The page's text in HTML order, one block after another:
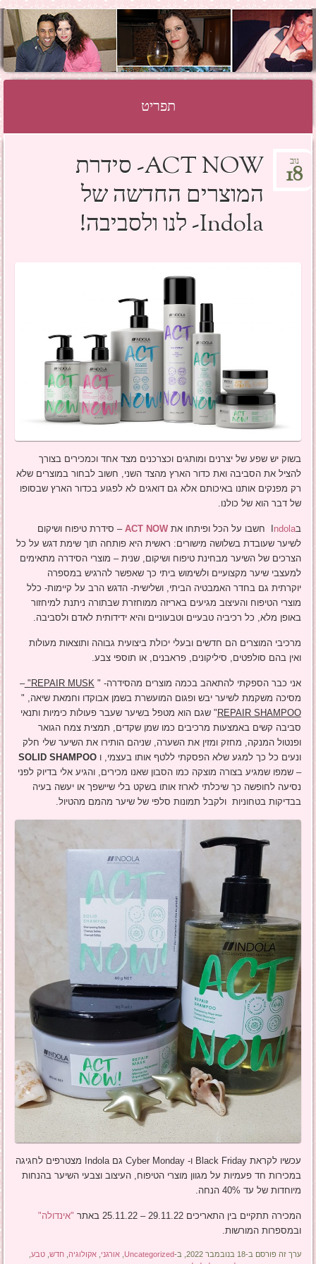
SHOSH HAZAN
GRINBERG
תפריט
ACT NOW- סידרת
המוצרים החדשה של
Indola- לנו ולסביבה!
נוב
18
בשוק יש שפע של יצרנים ומותגים וכצרכנים מצד אחד וכמכירים בצורך
להציל את הסביבה ואת כדור הארץ מהצד השני, חשוב לבחור במוצרים שלא
רק מפנקים אותנו באיכותם אלא גם דואגים לא לפגוע בכדור הארץ שבסופו
של דבר הוא של כולנו.
בIndola חשבו על הכל ופיתחו אתACT NOW – סידרת טיפוח ושיקום
לשיער שעובדת בשלושה מישורים: ראשית היא פותחה תוך שימת דגש על כל
הצרכים של השיער מבחינת טיפוח ושיקום, שנית – מוצרי הסידרה מתאימים
למעצבי שיער מקצועיים ולשימוש ביתי כך שאפשר להרגיש במספרה
יוקרתית גם בחדר האמבטיה הביתי, ושלישית- הדגש הרב על קיימות- כלל
מוצרי הטיפוח והעיצוב מגיעים באריזה ממוחזרת שבתורה ניתנת למיחזור
באופן מלא, כל רכיביה טבעיים וטבעוניים והיא ידידותית לאדם ולסביבה.
מרכיבי המוצרים הם חדשים ובעלי יכולת ביצועית גבוהה ותוצאות מעולות
ואין בהם סולפטים, סיליקונים, פראבנים, או תוספי צבע.
אני כבר הספקתי להתאהב בכמה מוצרים מהסידרה- " REPAIR MUSK
"
–
מסיכה משקמת לשיער יבש ופגום המועשרת בשמן אבוקדו וחמאת שיאה, "
REPAIR SHAMPOO" שגם הוא מטפל בשיער שעבר פעולות כימיות ותנאי
סביבה קשים באמצעות מרכיבים כמו שמן שקדים, תמצית צמח הגואר
ופנטול המנקה, מחזק ומזין את השערה, שניהם הותירו את השיער שלי חלק
ונעים כל כך למגע שלא הפסקתי ללטף אותו בעצמי, וSOLID SHAMPOO
– שמפו שמגיע בצורה מוצקה כמו הסבון שאנו מכירים, והגיע אלי בדיוק לפני
נסיעה לחופשה כך שיכלתי לארוז אותו בשקט בלי שיישפך או יעשה בעיה
בבדיקות בטחוניות ולקבל תמונות סלפי של שיער מהמם מהטיול.
עכשיו לקראת Black Friday ו- Cyber Monday גם Indola מצטרפים לחגיגה
במכירות חד פעמיות על מגוון מוצרי הטיפוח, העיצוב וצבעי השיער בהנחות
מיוחדות של עד 40% הנחה.
המכירה תתקיים בין התאריכים 29.11.22 – 25.11.22 באתר
"אינדולה"
ובמספרות המורשות.
ערך זה פורסם ב-18 בנובמבר 2022, ב- Uncategorized
,אורגני ,אקולוגיה ,חדש ,טבע